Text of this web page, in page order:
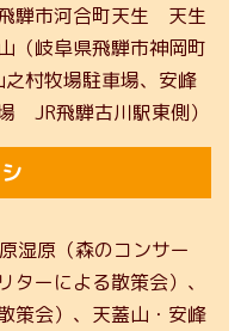
騨市河合町天生 天生
（岐阜県飛騨市神岡町
村牧場駐車場、安峰
JR飛騨古川駅東側）
湿原（森のコンサー
ターによる散策会）、
策会）、天蓋山・安峰